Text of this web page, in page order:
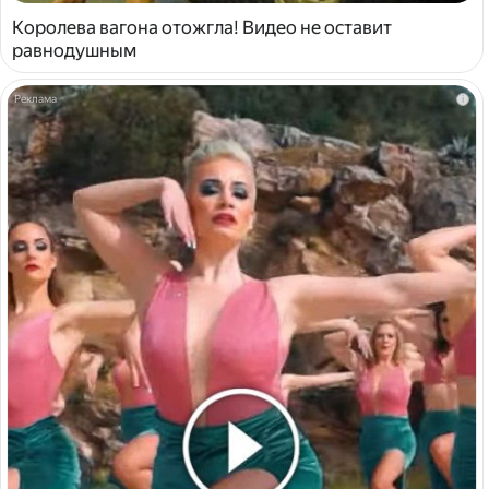
Королева вагона отожгла! Видео не оставит
равнодушным
i